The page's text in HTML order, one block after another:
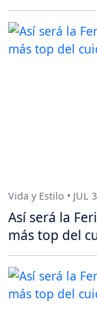
Vida y Estilo • JUL
Así será la
más top del